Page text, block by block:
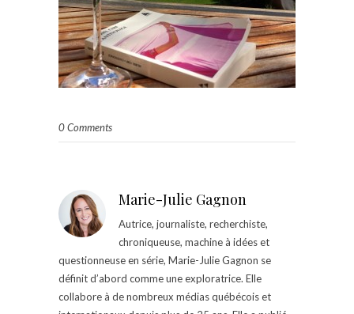
0 Comments
Marie-Julie Gagnon
Autrice, journaliste, recherchiste,
chroniqueuse, machine à idées et
questionneuse en série, Marie-Julie Gagnon se
définit d’abord comme une exploratrice. Elle
collabore à de nombreux médias québécois et